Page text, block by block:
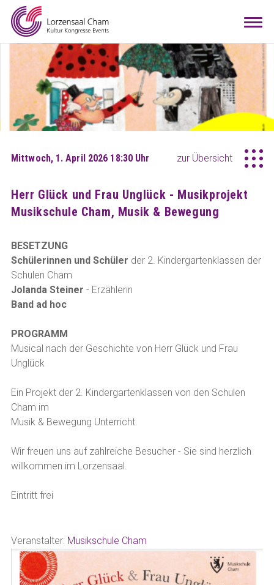
Mieten
Besuchen
Infos
Teamwork
Mittwoch, 1. April 2026 18:30 Uhr
zur Übersicht
Herr Glück und Frau Unglück - Musikprojekt
Musikschule Cham, Musik & Bewegung
BESETZUNG
Schülerinnen und Schüler der 2. Kindergartenklassen der
Schulen Cham
Jolanda Steiner - Erzählerin
Band ad hoc
PROGRAMM
Musical nach der Geschichte von Herr Glück und Frau
Unglück
Ein Projekt der 2. Kindergartenklassen von den Schulen
Cham im
Musik & Bewegung Unterricht.
Wir freuen uns auf zahlreiche Besucher - Sie sind herzlich
willkommen im Lorzensaal.
Eintritt frei
Veranstalter: Musikschule Cham